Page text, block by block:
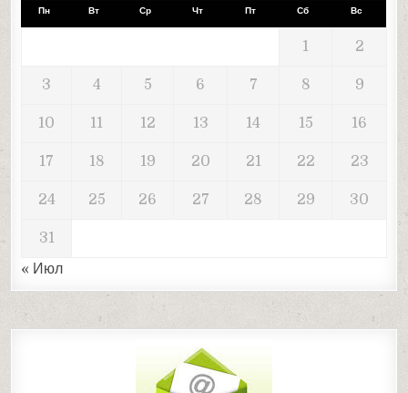
Пн Вт Ср Чт Пт Сб Вс
1 2
3 4 5 6 7 8 9
10 11 12 13 14 15 16
17 18 19 20 21 22 23
24 25 26 27 28 29 30
31
« Июл